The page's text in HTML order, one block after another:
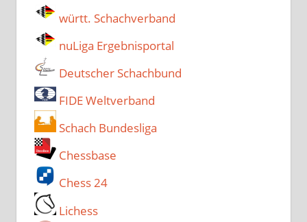
württ. Schachverband
nuLiga Ergebnisportal
Deutscher Schachbund
FIDE Weltverband
Schach Bundesliga
Chessbase
Chess 24
Lichess